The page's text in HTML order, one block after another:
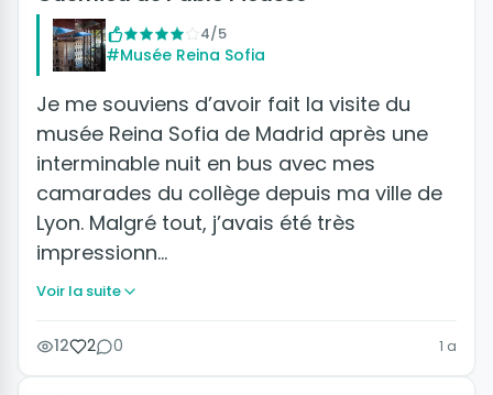
4/5
#Musée Reina Sofia
Je me souviens d’avoir fait la visite du
musée Reina Sofia de Madrid après une
interminable nuit en bus avec mes
camarades du collège depuis ma ville de
Lyon. Malgré tout, j’avais été très
impressionn…
Voir la suite
12 2 0 1 a